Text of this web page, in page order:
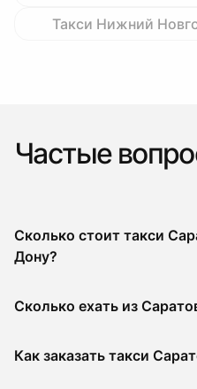
Такси Нижний
Частые
Сколько стоит такси
Дону?
Сколько ехать из
Как заказать такси